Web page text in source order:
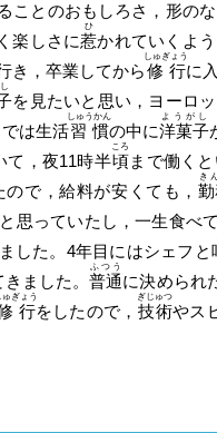
ことのおもしろさ，形のな
楽しさに惹
ひ
かれていくよう
き，卒業してから修行
しゅぎょう
に入
を見たいと思い，ヨーロッ
は生活習慣
しゅうかん
の中に洋菓子
ようがし
て，夜11時半頃
ころ
まで働く
で，給料が安くても，
き
思っていたし，一生食べ
した。4年目にはシェフと
ました。 普通
ふつう
に決められ
行
ゅぎょう
をしたので， 技術
ぎじゅつ
やス